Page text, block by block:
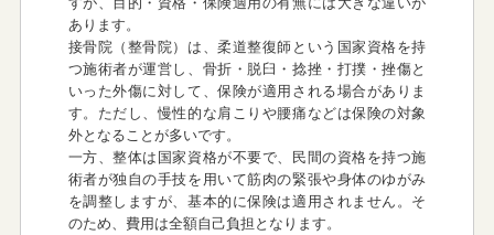
あります。
接骨院（整骨院）は、柔道整復師という国家資格を持
つ施術者が運営し、骨折・脱臼・捻挫・打撲・挫傷と
いった外傷に対して、保険が適用される場合がありま
す。ただし、慢性的な肩こりや腰痛などは保険の対象
外となることが多いです。
一方、整体は国家資格が不要で、民間の資格を持つ施
術者が独自の手技を用いて筋肉の緊張や身体のゆがみ
を調整しますが、基本的に保険は適用されません。そ
のため、費用は全額自己負担となります。